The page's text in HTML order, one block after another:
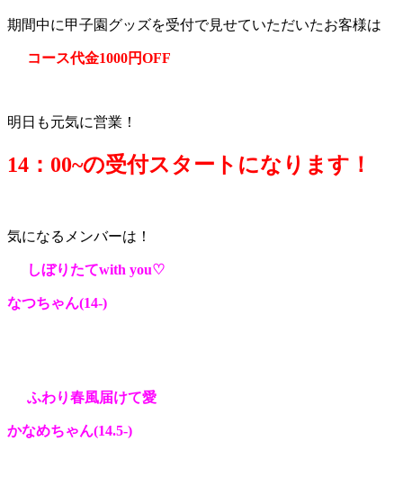
期間中に甲子園グッズを受付で見せていただいたお客様は
コース代金1000円OFF
明日も元気に営業！
14：00~の受付スタートになります！
気になるメンバーは！
しぼりたてwith you♡
なつちゃん(14-)
ふわり春風届けて愛
かなめちゃん(14.5-)